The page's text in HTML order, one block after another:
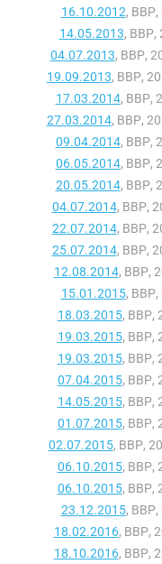
16.10.2012, ВВР,
14.05.2013, ВВР,
04.07.2013, ВВР,
19.09.2013, ВВР,
17.03.2014, ВВР,
27.03.2014, ВВР,
09.04.2014, ВВР,
06.05.2014, ВВР,
20.05.2014, ВВР,
04.07.2014, ВВР,
22.07.2014, ВВР,
25.07.2014, ВВР,
12.08.2014, ВВР,
15.01.2015, ВВР,
18.03.2015, ВВР,
19.03.2015, ВВР,
19.03.2015, ВВР,
07.04.2015, ВВР,
14.05.2015, ВВР,
01.07.2015, ВВР,
02.07.2015, ВВР,
06.10.2015, ВВР,
06.10.2015, ВВР,
23.12.2015, ВВР,
18.02.2016, ВВР,
18.10.2016, ВВР,